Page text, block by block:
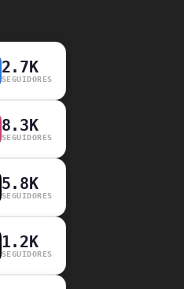
2.7K
SEGUIDORES
8.3K
SEGUIDORES
5.8K
SEGUIDORES
1.2K
SEGUIDORES